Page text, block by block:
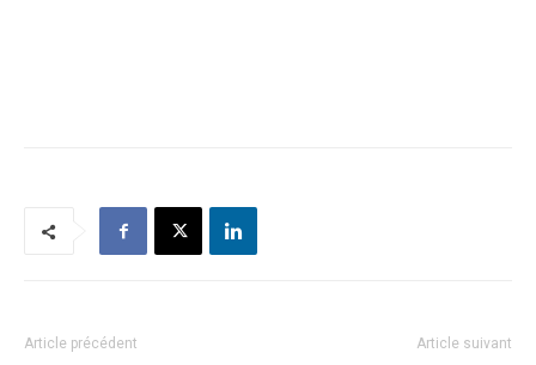
Article précédent Article suivant